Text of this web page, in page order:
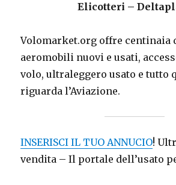
Elicotteri –
Volomarket.org offre centinaia
aeromobili nuovi e usati,
volo, ultraleggero usato e tutto
riguarda l’Aviazione.
INSERISCI IL TUO ANNUCIO!
vendita – Il portale dell’usato